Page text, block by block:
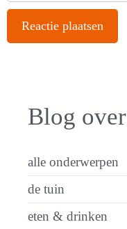
Blog over
alle onderwerpen
de tuin
eten & drinken